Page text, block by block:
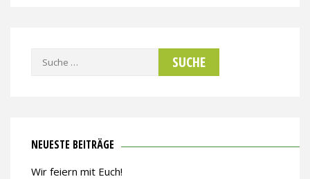
Suche
NEUESTE BEITRÄGE
Wir feiern mit Euch!